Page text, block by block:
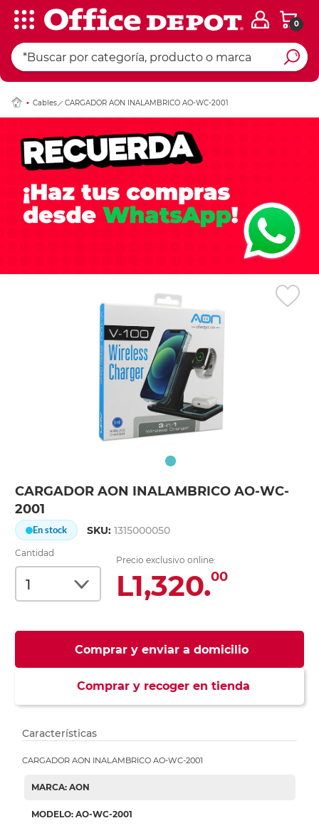
0
Cables CARGADOR AON INALAMBRICO AO-WC-2001
CARGADOR AON INALAMBRICO AO-WC-
2001
En stock SKU:1315000050
Cantidad
Precio exclusivo online:
L1,320.00
Comprar y enviar a domicilio
Comprar y recoger en tienda
Ingresar Codigo
Características
CARGADOR AON INALAMBRICO AO-WC-2001
MARCA: AON
MODELO: AO-WC-2001